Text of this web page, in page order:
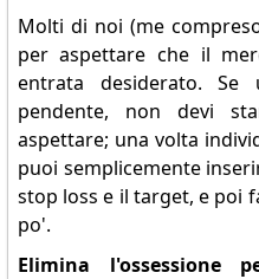
Molti di noi (me
per aspettare che il
entrata desiderato.
pendente, non devi
aspettare; una volta
puoi semplicemente
stop loss e il target, e poi
po'.
Elimina l'ossessione